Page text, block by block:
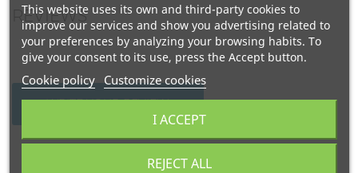
REVIEWS
WRITE YOUR REVIEW
This website uses its own and third-party cookies to
improve our services and show you advertising related to
your preferences by analyzing your browsing habits. To
give your consent to its use, press the Accept button.
Cookie policy Customize cookies
REJECT ALL
I ACCEPT